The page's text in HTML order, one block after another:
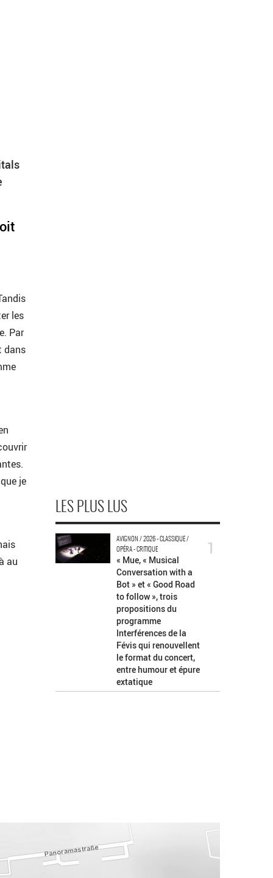
les
Par
dans
je
au
LES PLUS LUS
AVIGNON / 2026 - CLASSIQUE /
OPÉRA - CRITIQUE
« Mue, « Musical
Conversation with a
Bot » et « Good Road
to follow », trois
propositions du
programme
Interférences de la
Févis qui renouvellent
le format du concert,
entre humour et épure
extatique
1